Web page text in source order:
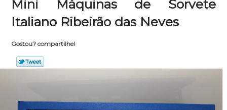
Mini Máquinas de Sorvete
Italiano Ribeirão das Neves
Gostou? compartilhe!